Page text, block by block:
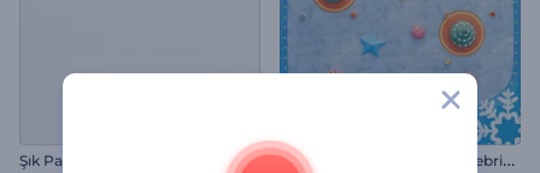
Şık Parıltı Logo Gösterimi E
ğlenceli Tilt Oyunlu Noel Tebrik Videosu